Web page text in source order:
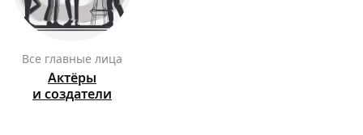
Все главные лица
Актёры
и создатели